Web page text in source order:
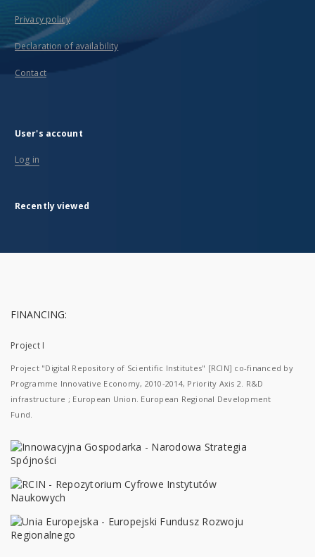
Privacy policy
Declaration of availability
Contact
User's account
Log in
Recently viewed
FINANCING:
Project I
Project "Digital Repository of Scientific Institutes" [RCIN] co-financed by
Programme Innovative Economy, 2010-2014, Priority Axis 2. R&D
infrastructure ; European Union. European Regional Development
Fund.